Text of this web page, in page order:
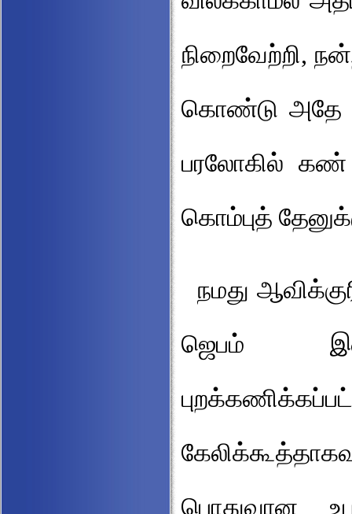
நிறைவேற்றி,
கொண்டு அதே
பரலோகில் கண்
கொம்புத்
நமது
ஜெபம்
பொதுவான